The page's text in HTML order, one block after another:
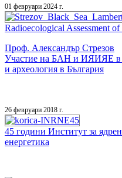
01 февруари 2024 г.
Radioecological Assessment
Проф. Александър Стрезов
Участие на БАН и ИЯИЯЕ в
и археология в България
26 февруари 2018 г.
45 години Институт за
енергетика